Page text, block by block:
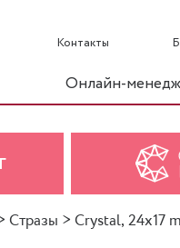
Контакты
Онлайн-
Стразы > Crystal, 24x17